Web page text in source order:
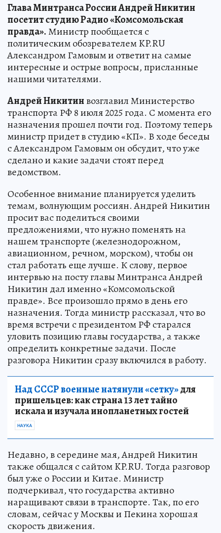
Глава Минтранса России Андрей Никитин
посетит студию Радио «Комсомольская
правда».Министр пообщается с
политическим обозревателем KP.RU
Александром Гамовым и ответит на самые
интересные и острые вопросы, присланные
нашими читателями.
Андрей Никитинвозглавил Министерство
транспорта РФ 8 июля 2025 года. С момента его
назначения прошел почти год. Поэтому теперь
министр придет в студию «КП». В ходе беседы
с Александром Гамовым он обсудит, что уже
сделано и какие задачи стоят перед
ведомством.
Особенное внимание планируется уделить
темам, волнующим россиян. Андрей Никитин
просит вас поделиться своими
предложениями, что нужно поменять на
нашем транспорте (железнодорожном,
авиационном, речном, морском), чтобы он
стал работать еще лучше. К слову, первое
интервью на посту главы Минтранса Андрей
Никитин дал именно «Комсомольской
правде». Все произошло прямо в день его
назначения. Тогда министр рассказал, что во
время встречи с президентом РФ старался
уловить позицию главы государства, а также
определить конкретные задачи. После
разговора Никитин сразу включился в работу.
Над СССР военные натянули «сетку»для
пришельцев: как страна 13 лет тайно
искала и изучала инопланетных гостей
НАУКА
Недавно, в середине мая, Андрей Никитин
также общался с сайтом KP.RU. Тогда разговор
был уже о России и Китае. Министр
подчеркивал, что государства активно
наращивают связи в транспорте. Так, по его
словам, сейчас у Москвы и Пекина хорошая
скорость движения.